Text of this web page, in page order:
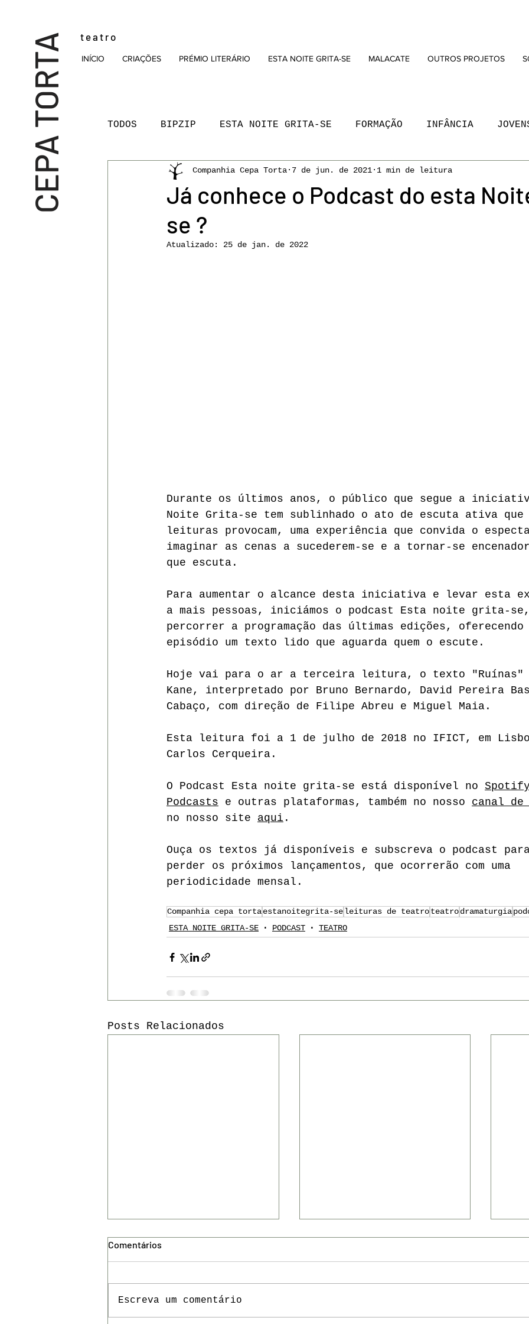
CEPA TORTA t e a t r o
INÍCIO CRIAÇÕES PRÉMIO LITERÁRIO ESTA NOITE GRITA-SE MALACATE OUTROS PROJETOS
TODOS BIPZIP ESTA NOITE GRITA-SE FORMAÇÃO INFÂNCIA
LEITURAS TEATRO MALACATE MAPA MUNDO REINVENTADO
PODCAST PRÉMIO NOVA DRAMATURGIA
Já conhece o Podcast do esta
se ?
Companhia Cepa Torta 7 de jun. de 2021 1 min de leitura
Atualizado: 25 de jan. de 2022
Durante os últimos anos, o público que segue a
Noite Grita-se tem sublinhado o ato de escuta ativa que
leituras provocam, uma experiência que convida o
imaginar as cenas a sucederem-se e a tornar-se
que escuta.
Para aumentar o alcance desta iniciativa e levar esta
a mais pessoas, iniciámos o podcast Esta noite grita-
percorrer a programação das últimas edições, oferecendo
episódio um texto lido que aguarda quem o escute.
Hoje vai para o ar a terceira leitura, o texto "Ruínas"
Kane, interpretado por Bruno Bernardo, David Pereira
Cabaço, com direção de Filipe Abreu e Miguel Maia.
Esta leitura foi a 1 de julho de 2018 no IFICT, em
Carlos Cerqueira.
O Podcast Esta noite grita-se está disponível no Spotify
Podcasts e outras plataformas, também no nosso canal de
no nosso site aqui .
Ouça os textos já disponíveis e subscreva o podcast
perder os próximos lançamentos, que ocorrerão com uma
periodicidade mensal.
Companhia cepa tortaestanoitegrita-seleituras de teatroteatrodramaturgia
ESTA NOITE GRITA-SE
PODCAST TEATRO
Posts Relacionados
Comentários
Escreva um comentário